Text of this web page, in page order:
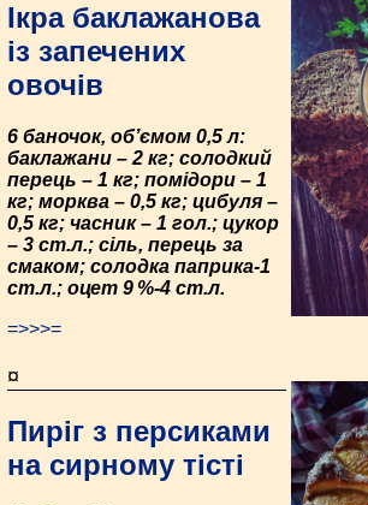
Ікра баклажанова
із запечених
овочів
6 баночок, об’ємом 0,5 л:
баклажани – 2 кг; солодкий
перець – 1 кг; помідори – 1
кг; морква – 0,5 кг; цибуля –
0,5 кг; часник – 1 гол.; цукор
– 3 ст.л.; сіль, перець за
смаком; солодка паприка-1
ст.л.; оцет 9 %-4 ст.л.
=>>>=
¤
Пиріг з персиками
на сирному тісті